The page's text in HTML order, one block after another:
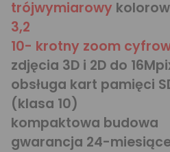
trójwymiarowy
3,2
10- krotny zoom
zdjęcia 3D i 2D do
obsługa kart pamięci
(klasa 10)
kompaktowa budowa
gwarancja 24-